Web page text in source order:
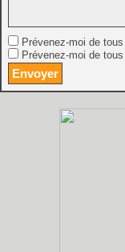
Prévenez-moi de
Prévenez-moi de